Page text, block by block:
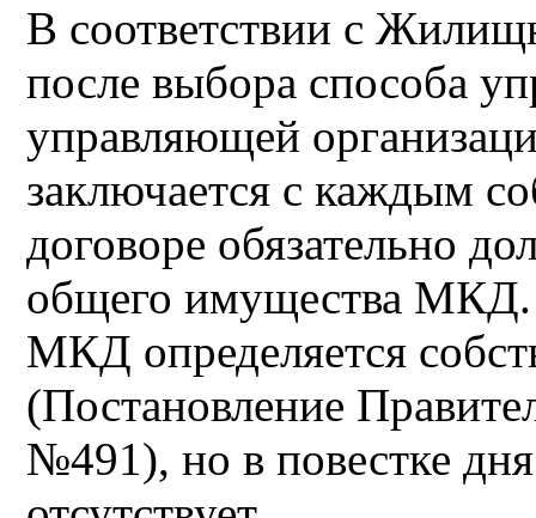
В соответствии с
после выбора способа
управляющей
заключается с каждым
договоре обязательно
общего имущества МКД.
МКД определяется
(Постановление
№491), но в повестке